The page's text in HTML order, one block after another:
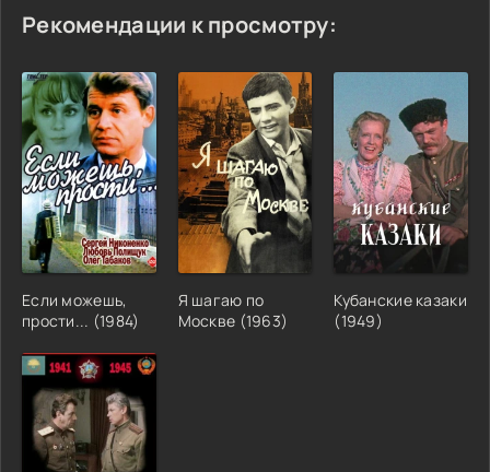
Рекомендации к просмотру:
Если можешь,
прости... (1984)
Я шагаю по
Москве (1963)
Кубанские казаки
(1949)